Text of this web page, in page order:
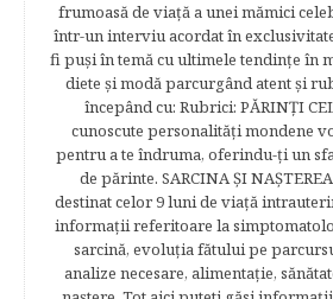
frumoasă de viață a unei mămici
într-un interviu acordat în
fi puşi în temă cu ultimele tendinţe în
diete şi modă parcurgând atent şi
începând cu: Rubrici: PĂRINŢI
cunoscute personalităţi mondene
pentru a te îndruma, oferindu-ţi un
de părinte. SARCINA ŞI
destinat celor 9 luni de viaţă
informaţii referitoare la
sarcină, evoluţia fătului pe
analize necesare, alimentaţie,